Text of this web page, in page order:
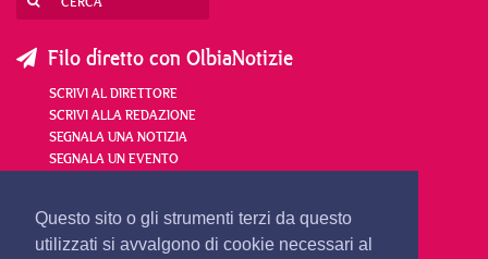
Questo sito o gli strumenti terzi da questo
utilizzati si avvalgono di cookie necessari al
Filo diretto con OlbiaNotizie
SCRIVI AL DIRETTORE
SCRIVI ALLA REDAZIONE
SEGNALA UNA NOTIZIA
SEGNALA UN EVENTO
redazione@olbianotizie.it